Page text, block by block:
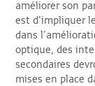
améliorer son
est d’impliquer
dans
optique, des
secondaires
mises en place